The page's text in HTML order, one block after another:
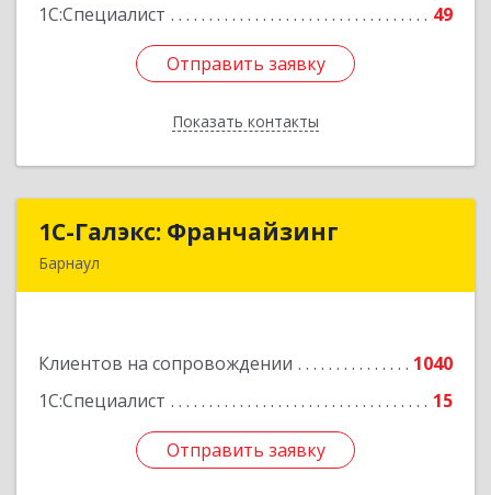
1С:Специалист
49
Отправить заявку
Показать контакты
Отправить заявку
Назад
1С-Галэкс: Франчайзинг
Барнаул
Клиентов на сопровождении
1040
1С:Специалист
15
Отправить заявку
1С-Галэкс: Франчайзинг
Подробнее
Отправить заявку